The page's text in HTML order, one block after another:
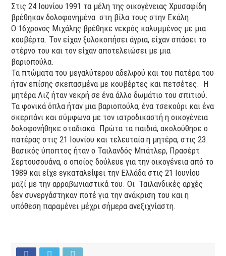
Στις 24 Ιουνίου 1991 τα μέλη της οικογένειας Χρυσαφίδη
βρέθηκαν δολοφονημένα στη βίλα τους στην Εκάλη.
Ο 16χρονος Μιχάλης βρέθηκε νεκρός καλυμμένος με μια
κουβέρτα. Τον είχαν ξυλοκοπήσει άγρια, είχαν σπάσει το
στέρνο του και τον είχαν αποτελειώσει με μια
βαριοπούλα.
Τα πτώματα του μεγαλύτερου αδελφού και του πατέρα του
ήταν επίσης σκεπασμένα με κουβέρτες και πετσέτες. Η
μητέρα Λιζ ήταν νεκρή σε ένα άλλο δωμάτιο του σπιτιού.
Τα φονικά όπλα ήταν μια βαριοπούλα, ένα τσεκούρι και ένα
σκερπάνι και σύμφωνα με τον ιατροδικαστή η οικογένεια
δολοφονήθηκε σταδιακά. Πρώτα τα παιδιά, ακολούθησε ο
πατέρας στις 21 Ιουνίου και τελευταία η μητέρα, στις 23.
Βασικός ύποπτος ήταν ο Ταιλανδός Μπάτλερ, Πρασέρτ
Σερτουσουάνα, ο οποίος δούλευε για την οικογένεια από το
1989 και είχε εγκαταλείψει την Ελλάδα στις 21 Ιουνίου
μαζί με την αρραβωνιαστικά του. Οι Ταιλανδικές αρχές
δεν συνεργάστηκαν ποτέ για την ανάκριση του και η
υπόθεση παραμένει μέχρι σήμερα ανεξιχνίαστη.